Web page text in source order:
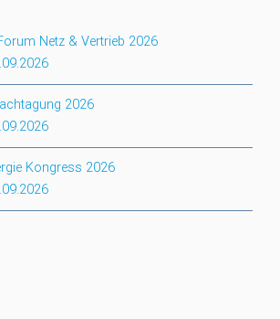
Netz & Vertrieb 2026
2026
Kongress 2026